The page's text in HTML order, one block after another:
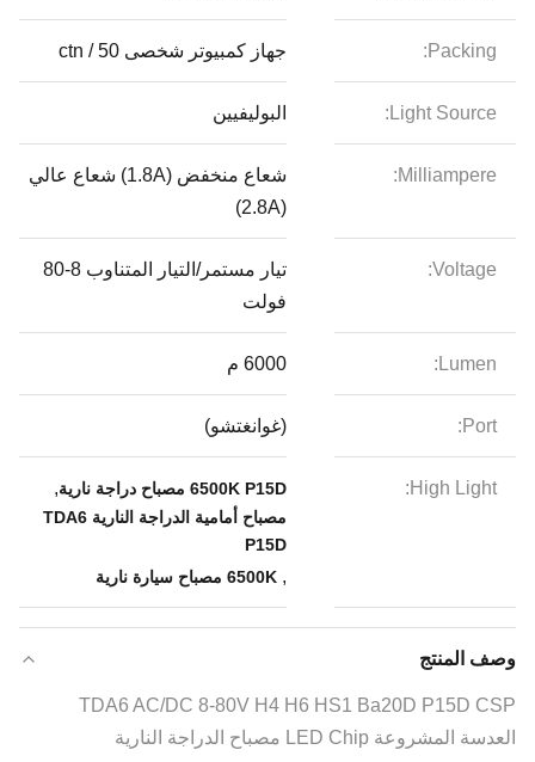
Packing: جهاز كمبيوتر شخصى 50 / ctn
Light Source: البوليفيين
Milliampere:
شعاع منخفض (1.8A) شعاع عالي
(2.8A)
Voltage:
تيار مستمر/التيار المتناوب 8-80
فولت
Lumen: 6000 م
Port: (غوانغتشو)
High Light: 6500K P15D مصباح دراجة نارية ,
مصباح أمامية الدراجة النارية TDA6
P15D
, 6500K مصباح سيارة نارية
وصف المنتج
TDA6 AC/DC 8-80V H4 H6 HS1 Ba20D P15D CSP
العدسة المشروعة LED Chip مصباح الدراجة النارية